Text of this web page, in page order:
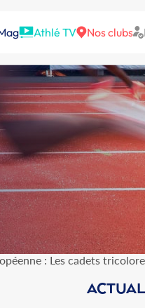
Athlé TV Nos clubs
: Les cadets